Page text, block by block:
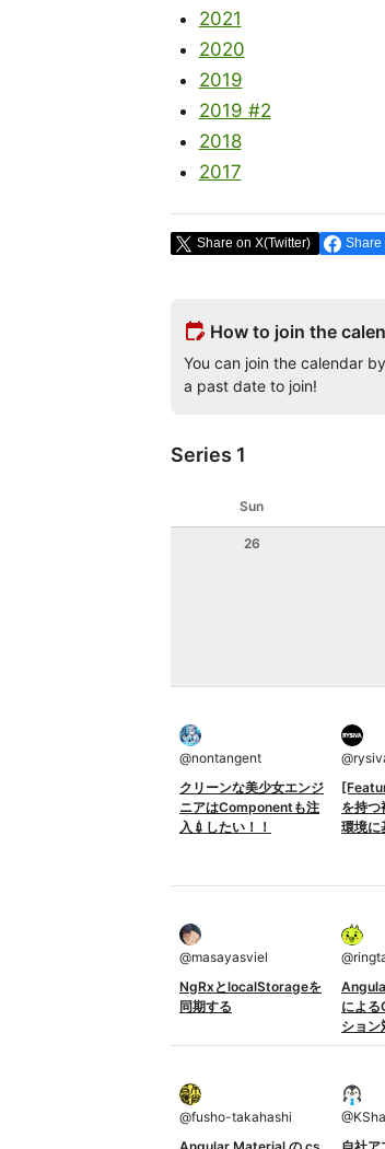
2021
2020
2019
2019 #2
2018
2017
Share on X(Twitter) Share
edit_calendar How to join the
You can join the calendar
a past date to join!
Series 1
Sun
26
@nontangent
クリーンな美少女エンジ
ニアはComponentも注
入💉したい！！
@
を持つ
環境に
@masayasviel
NgRxとlocalStorageを
同期する
@
による
ション
@fusho-takahashi
@